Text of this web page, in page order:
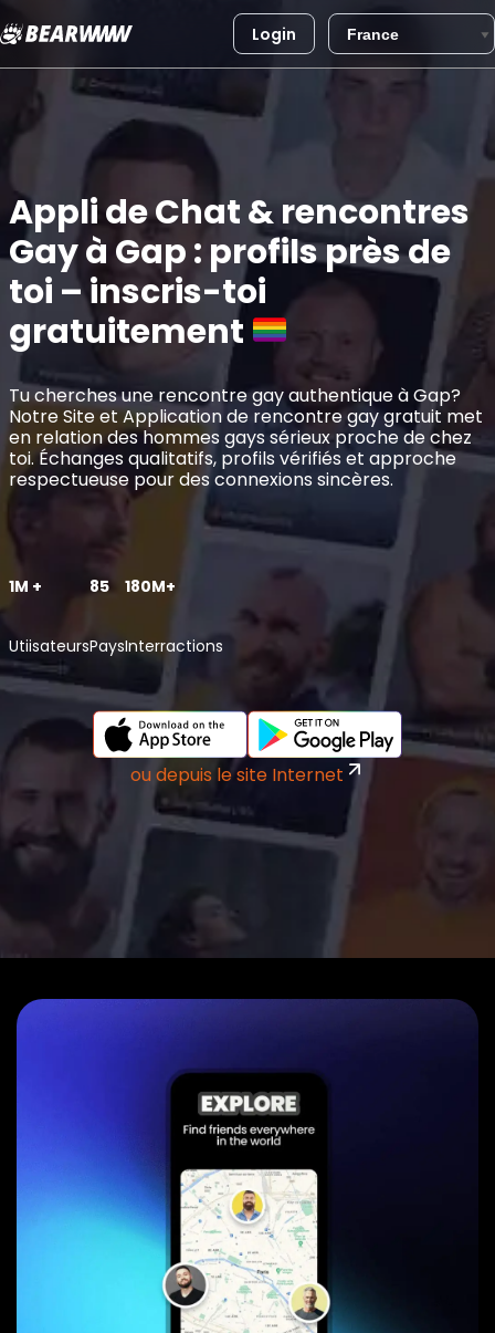
Aller
Login
Appli de Chat & rencontres
Gay à Gap : profils près de
toi – inscris-toi
gratuitement
Tu cherches une rencontre gay authentique à Gap?
Notre Site et Application de rencontre gay gratuit met
en relation des hommes gays sérieux proche de chez
toi. Échanges qualitatifs, profils vérifiés et approche
respectueuse pour des connexions sincères.
1M +
Utiisateurs
85
Pays
180M+
Interractions
ou depuis le site Internet